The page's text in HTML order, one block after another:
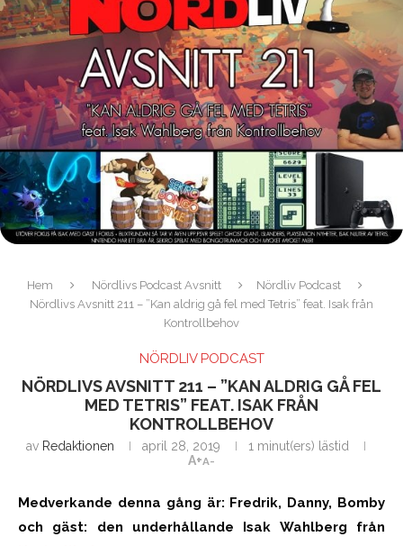
Hem Nördlivs Podcast Avsnitt
Nördliv Podcast
Nördlivs Avsnitt 211 – ”Kan aldrig gå fel med Tetris” feat. Isak från
Kontrollbehov
NÖRDLIV PODCAST
NÖRDLIVS AVSNITT 211 – ”KAN ALDRIG GÅ FEL
MED TETRIS” FEAT. ISAK FRÅN
KONTROLLBEHOV
av Redaktionen april 28, 2019
1 minut(ers) lästid
A+A-
Medverkande denna gång är: Fredrik, Danny, Bomby
och gäst: den underhållande Isak Wahlberg från